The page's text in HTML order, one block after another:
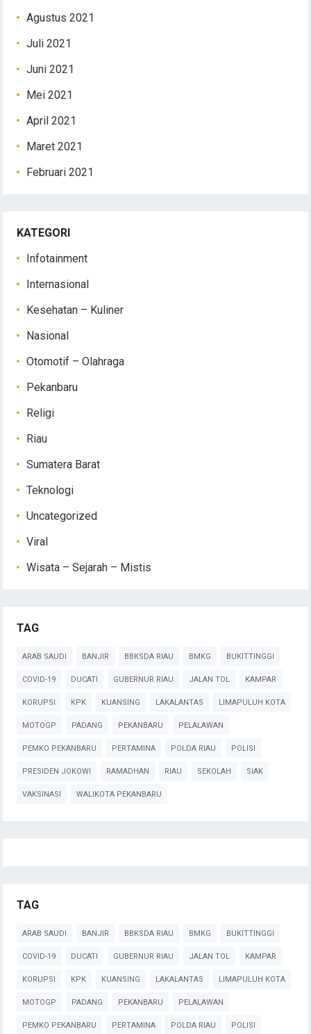
Agustus 2021
Juli 2021
Juni 2021
Mei 2021
April 2021
Maret 2021
Februari 2021
KATEGORI
Infotainment
Internasional
Kesehatan – Kuliner
Nasional
Otomotif – Olahraga
Pekanbaru
Religi
Riau
Sumatera Barat
Teknologi
Uncategorized
Viral
Wisata – Sejarah – Mistis
TAG
ARAB SAUDI BANJIR BBKSDA RIAU BMKG BUKITTINGGI
COVID-19 DUCATI GUBERNUR RIAU JALAN TOL KAMPAR
KORUPSI KPK KUANSING LAKALANTAS LIMAPULUH KOTA
MOTOGP PADANG PEKANBARU PELALAWAN
PEMKO PEKANBARU PERTAMINA POLDA RIAU POLISI
PRESIDEN JOKOWI RAMADHAN RIAU SEKOLAH SIAK
VAKSINASI WALIKOTA PEKANBARU
TAG
ARAB SAUDI BANJIR BBKSDA RIAU BMKG BUKITTINGGI
COVID-19 DUCATI GUBERNUR RIAU JALAN TOL KAMPAR
KORUPSI KPK KUANSING LAKALANTAS LIMAPULUH KOTA
MOTOGP PADANG PEKANBARU PELALAWAN
PEMKO PEKANBARU PERTAMINA POLDA RIAU POLISI